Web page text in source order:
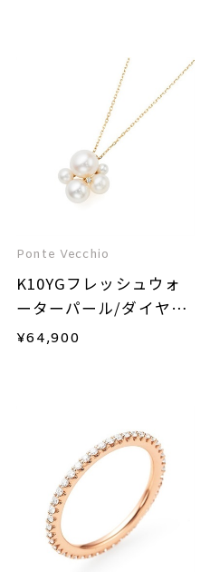
Ponte Vecchio
K10YGフレッシュウォ
ーターパール/ダイヤモ
ンドネックレス
¥64,900